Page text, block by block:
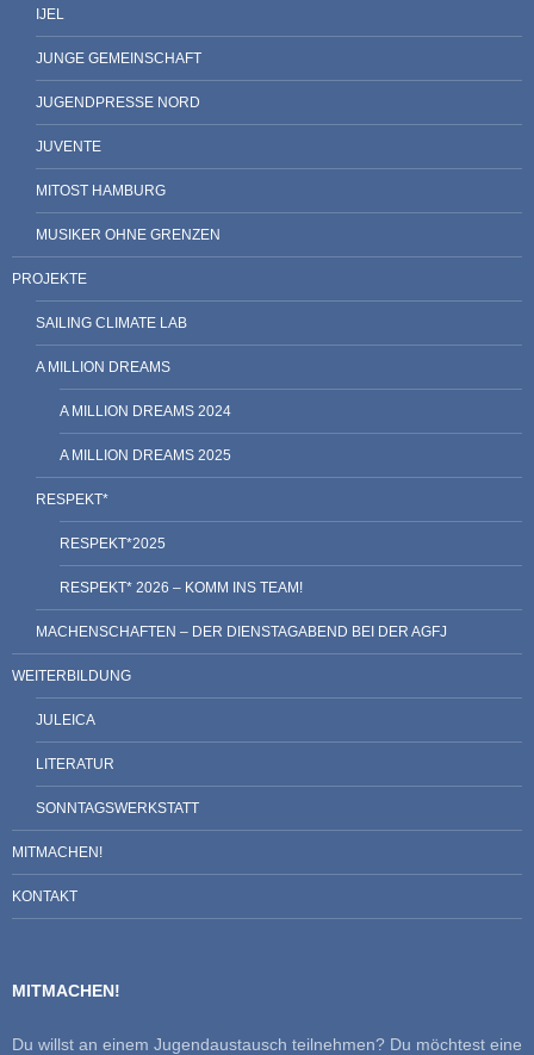
IJEL
JUNGE GEMEINSCHAFT
JUGENDPRESSE NORD
JUVENTE
MITOST HAMBURG
MUSIKER OHNE GRENZEN
PROJEKTE
SAILING CLIMATE LAB
A MILLION DREAMS
A MILLION DREAMS 2024
A MILLION DREAMS 2025
RESPEKT*
RESPEKT*2025
RESPEKT* 2026 – KOMM INS TEAM!
MACHENSCHAFTEN – DER DIENSTAGABEND BEI DER AGFJ
WEITERBILDUNG
JULEICA
LITERATUR
SONNTAGSWERKSTATT
MITMACHEN!
KONTAKT
MITMACHEN!
Du willst an einem Jugendaustausch teilnehmen? Du möchtest eine